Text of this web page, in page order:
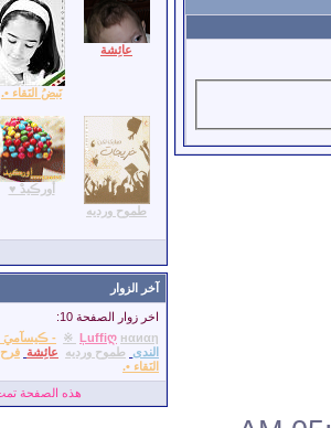
عائِشة
نَبضُ النَقاء •.
طموح ورديه
أورڪيدْ ♥
آخر الزوار
اخر زوار الصفحة 10:
Ļuffiღ нαиαη ※ - ڪيسآميَ
الندى
طموح ورديه عائِشة
النَقاء •.
هذه الصفحة تمت